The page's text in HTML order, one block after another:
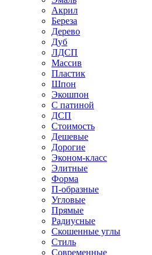
Акрил
Береза
Дерево
Дуб
ЛДСП
Массив
Пластик
Шпон
Экошпон
С патиной
ДСП
Стоимость
Дешевые
Дорогие
Эконом-класс
Элитные
Форма
П-образные
Угловые
Прямые
Радиусные
Скошенные углы
Стиль
Современные